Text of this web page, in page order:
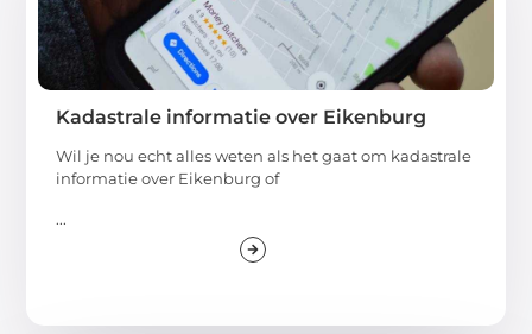
Kadastrale informatie over Eikenburg
Wil je nou echt alles weten als het gaat om kadastrale
informatie over Eikenburg of
...